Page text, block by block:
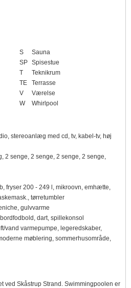
S
Sauna
SP Spisestue
T
Teknikrum
TE
Terrasse
V
Værelse
W
Whirlpool
stereoanlæg med cd, tv, kabel-tv, høj
2 senge, 2 senge, 2 senge, 2 senge,
fryser 200 - 249 l, mikroovn, emhætte,
tørretumbler
gulvvarme
dart, spillekonsol
vand varmepumpe, legeredskaber,
møblering, sommerhusområde,
ved Skåstrup Strand. Swimmingpoolen er